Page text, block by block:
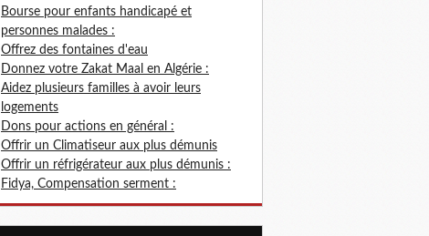
Bourse pour enfants handicapé et
personnes malades :
Offrez des fontaines d'eau
Donnez votre Zakat Maal en Algérie :
Aidez plusieurs familles à avoir leurs
logements
Dons pour actions en général :
Offrir un Climatiseur aux plus démunis
Offrir un réfrigérateur aux plus démunis :
Fidya, Compensation serment :